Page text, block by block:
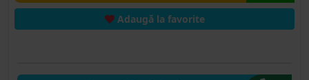
Adaugă la favorite